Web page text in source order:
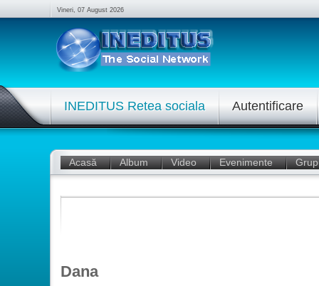
Vineri, 07 August 2026
INEDITUS Retea sociala Autentificare
Acasă Album Video Evenimente
Dana